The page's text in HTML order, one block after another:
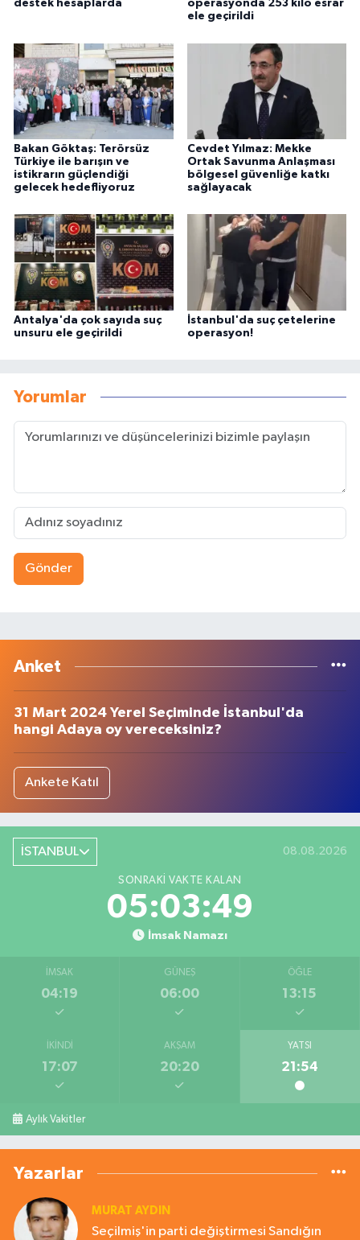
destek hesaplarda
operasyonda 253 kilo esrar
ele geçirildi
Bakan Göktaş: Terörsüz
Türkiye ile barışın ve
istikrarın güçlendiği
gelecek hedefliyoruz
Cevdet Yılmaz: Mekke
Ortak Savunma Anlaşması
bölgesel güvenliğe katkı
sağlayacak
Antalya'da çok sayıda suç
unsuru ele geçirildi
İstanbul'da suç çetelerine
operasyon!
Yorumlar
Gönder
Anket
31 Mart 2024 Yerel Seçiminde İstanbul'da
hangi Adaya oy vereceksiniz?
Ankete Katıl
İSTANBUL 08.08.2026
SONRAKI VAKTE KALAN
05:03:48
İmsak Namazı
İMSAK
04:19
GÜNEŞ
06:00
ÖĞLE
13:15
İKINDI
17:07
AKŞAM
20:20
YATSI
21:54
Aylık Vakitler
Yazarlar
MURAT AYDIN
Seçilmiş'in parti değiştirmesi Sandığın